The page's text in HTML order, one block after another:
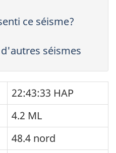
ce séisme?
séismes
22:43:33 HAP
4.2 ML
48.4 nord